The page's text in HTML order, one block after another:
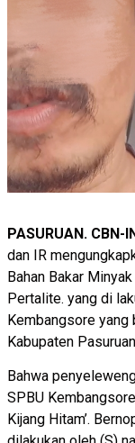
PASURUAN. CBN-
dan IR
Bahan Bakar
Pertalite. yang di
Kembangsore
Kabupaten
Bahwa
SPBU
Kijang Hitam’.